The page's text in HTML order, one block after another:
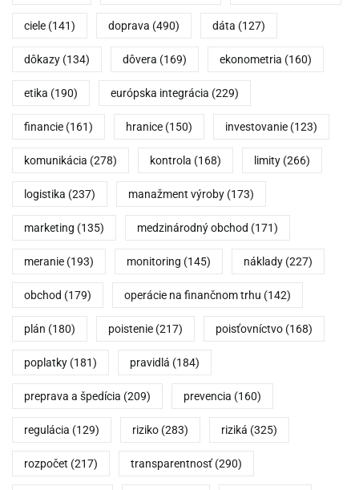
ciele (141) doprava (490) dáta (127)
dôkazy (134) dôvera (169) ekonometria (160)
etika (190) európska integrácia (229)
financie (161) hranice (150) investovanie (123)
komunikácia (278) kontrola (168) limity (266)
logistika (237) manažment výroby (173)
marketing (135) medzinárodný obchod (171)
meranie (193) monitoring (145) náklady (227)
obchod (179) operácie na finančnom trhu (142)
plán (180) poistenie (217) poisťovníctvo (168)
poplatky (181) pravidlá (184)
preprava a špedícia (209) prevencia (160)
regulácia (129) riziko (283) riziká (325)
rozpočet (217) transparentnosť (290)